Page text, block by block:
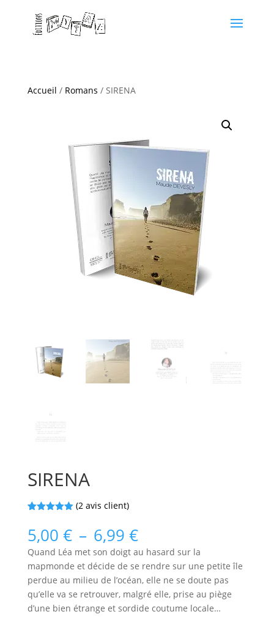
Accueil / Romans / SIRENA
SIRENA
basé sur
notations
client
(2 avis client)
5,00 € – 6,99 €Plage
de
prix :
5,00 €
à
6,99 €
Quand Léa met son doigt au hasard sur la
mapmonde et décide de se rendre sur une petite île
perdue au milieu de l’océan, elle ne se doute pas
qu’elle va se retrouver, malgré elle, prise au piège
d’une bien étrange et sordide coutume locale…